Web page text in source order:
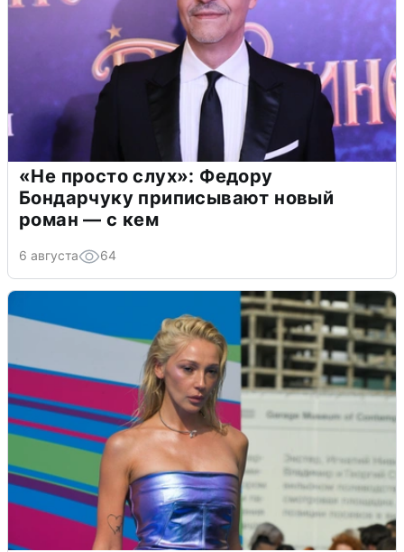
«Не просто слух»: Федору
Бондарчуку приписывают новый
роман — с кем
6 августа 64